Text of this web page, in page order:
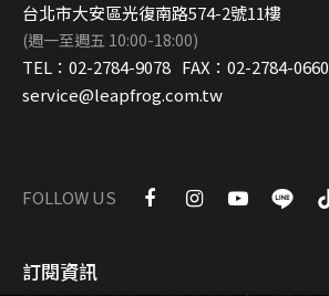
訂閱資訊
台北市大安區光復南路574-2號11樓
(週一至週五 10:00-18:00)
TEL： 02-2784-9078 FAX： 02-2784-0660
service@leapfrog.com.tw
FOLLOW US